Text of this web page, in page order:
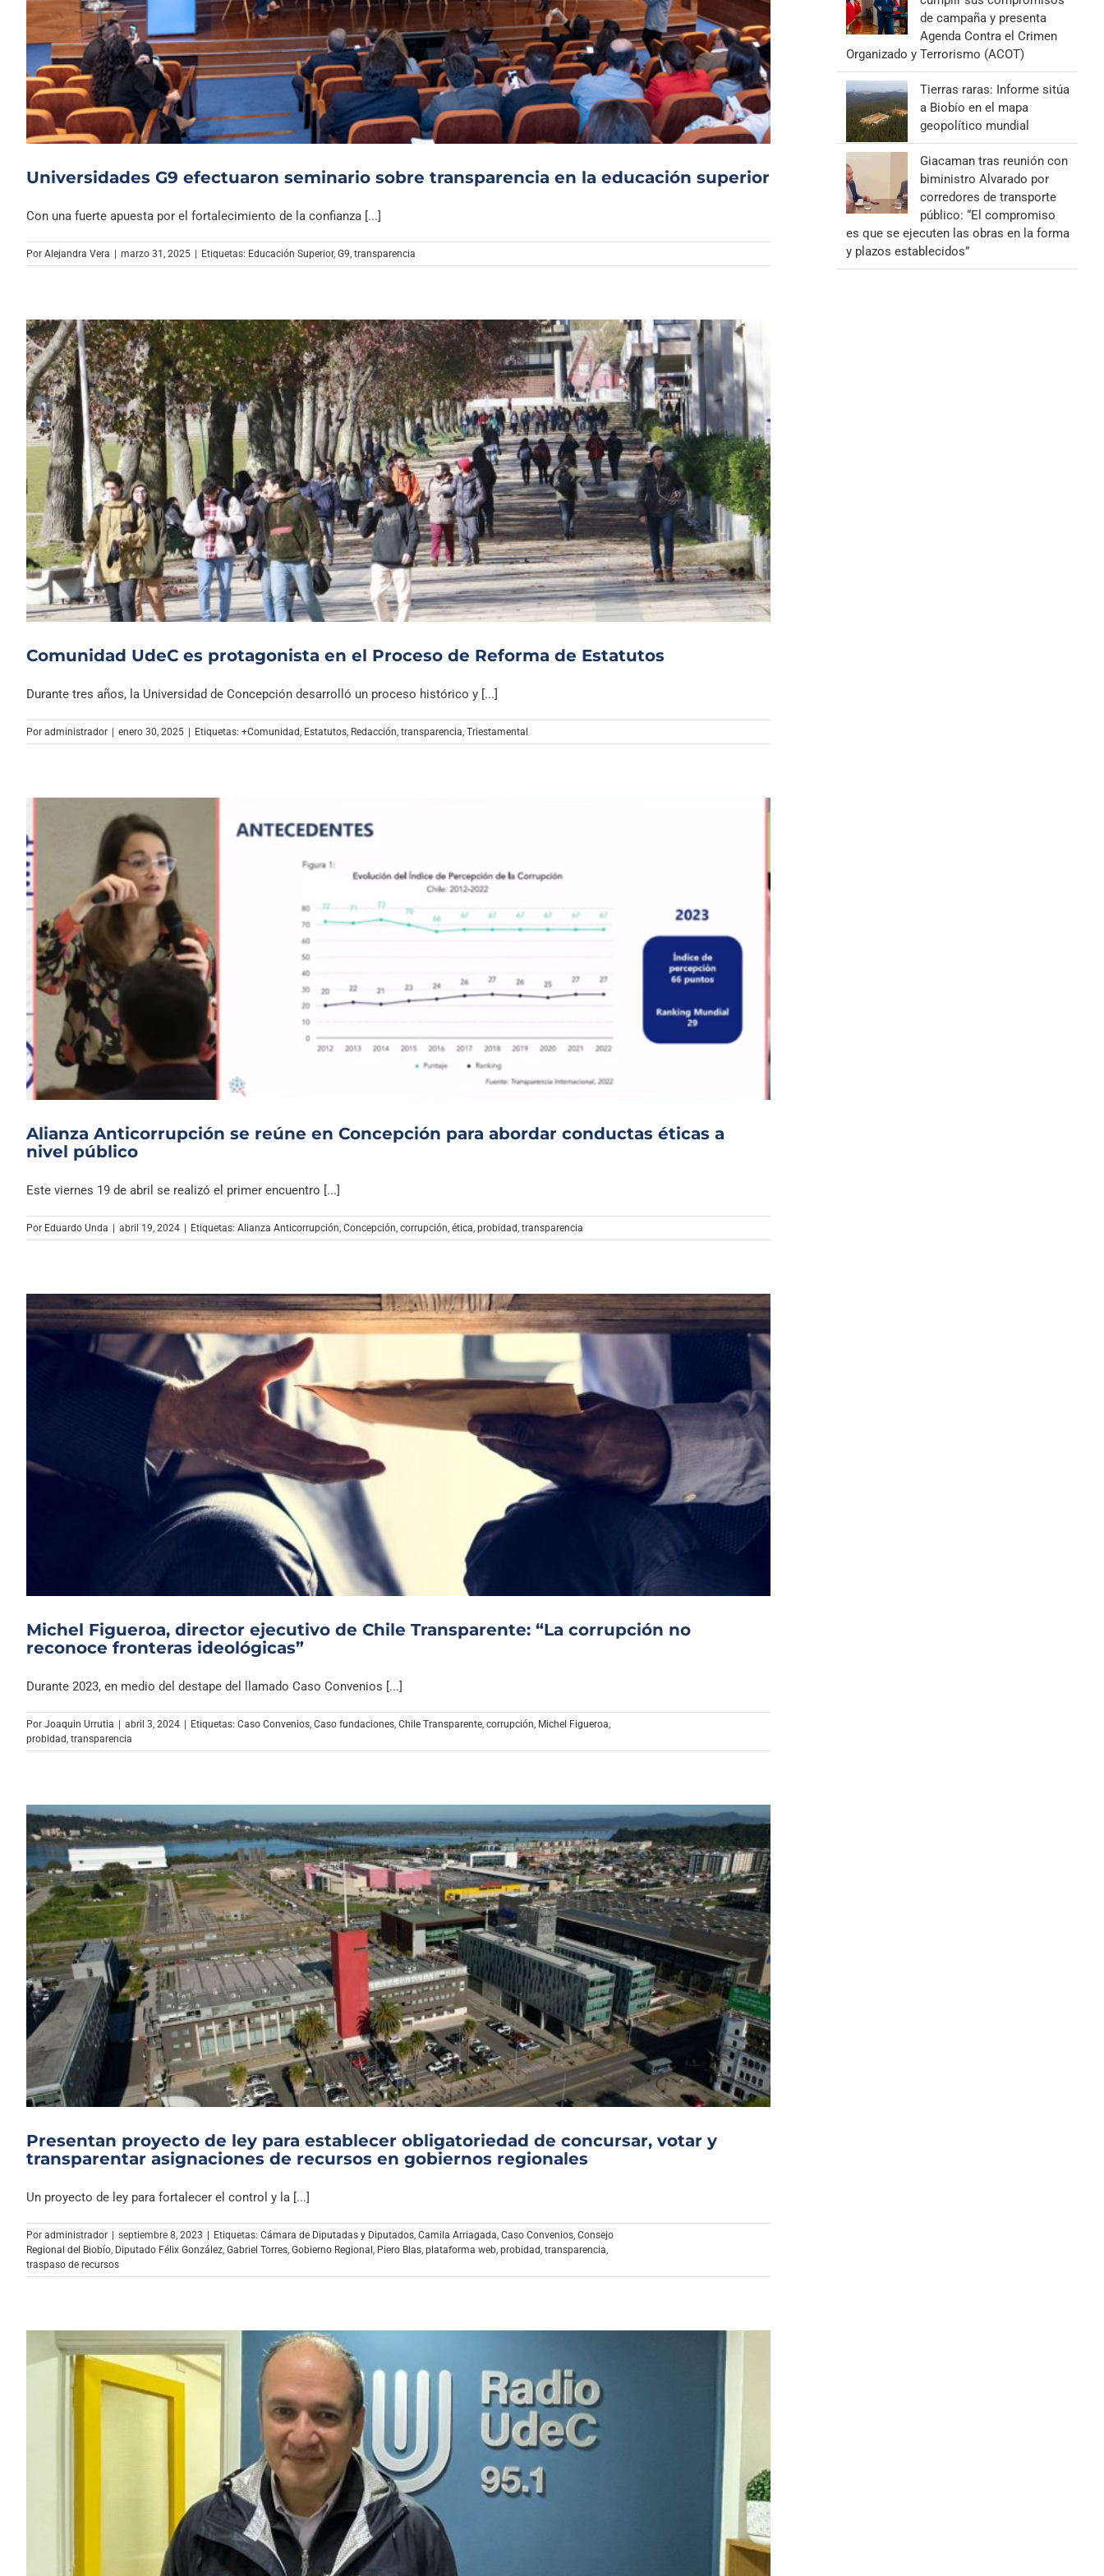
Archivo Sonoro
Universidades G9 efectuaron seminario sobre transparencia en la educación superior
Con una fuerte apuesta por el fortalecimiento de la confianza [...]
Por Alejandra Vera | marzo 31, 2025 | Etiquetas: Educación Superior, G9 transparencia
Comunidad UdeC es protagonista en el Proceso de Reforma de Estatutos
Durante tres años, la Universidad de Concepción desarrolló un proceso histórico y [...]
Por administrador | enero 30, 2025 | Etiquetas: +Comunidad Estatutos Redacción transparencia Triestamental
Alianza Anticorrupción se reúne en Concepción para abordar conductas éticas a
nivel público
Este viernes 19 de abril se realizó el primer encuentro [...]
Por Eduardo Unda abril 19, 2024 Etiquetas: Alianza Anticorrupción, Concepción, corrupción, ética, probidad, transparencia
Michel Figueroa, director ejecutivo de Chile Transparente: “La corrupción no
reconoce fronteras ideológicas”
Durante 2023, en medio del destape del llamado Caso Convenios [...]
Por Joaquin Urrutia abril 3, 2024 Etiquetas: Caso Convenios, Caso fundaciones, Chile Transparente, corrupción, Michel Figueroa,
probidad, transparencia
Presentan proyecto de ley para establecer obligatoriedad de concursar, votar y
transparentar asignaciones de recursos en gobiernos regionales
Un proyecto de ley para fortalecer el control y la [...]
Por administrador septiembre 8, 2023 Etiquetas: Cámara de Diputadas y Diputados, Camila Arriagada, Caso Convenios, Consejo
Regional del Biobío, Diputado Félix González, Gabriel Torres, Gobierno Regional , Piero Blas, plataforma web, probidad, transparencia,
traspaso de recursos
de campaña y presenta
Agenda Contra el Crimen
Organizado y Terrorismo (ACOT)
Tierras raras: Informe sitúa
a Biobío en el mapa
geopolítico mundial
Giacaman tras reunión con
biministro Alvarado por
corredores de transporte
público: “El compromiso
es que se ejecuten las obras en la forma
y plazos establecidos”